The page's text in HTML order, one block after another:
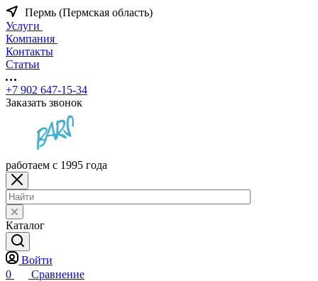
Пермь (Пермская область)
Услуги
Компания
Контакты
Статьи
+7 902 647-15-34
Заказать звонок
работаем с 1995 года
Каталог
Войти
0
Сравнение